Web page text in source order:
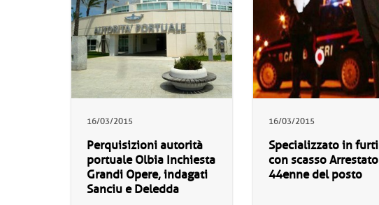
16/03/2015
Perquisizioni autorità
portuale Olbia Inchiesta
Grandi Opere, indagati
Sanciu e Deledda
16/03/2015
Specializzato in furti
con scasso Arrestato
44enne del posto